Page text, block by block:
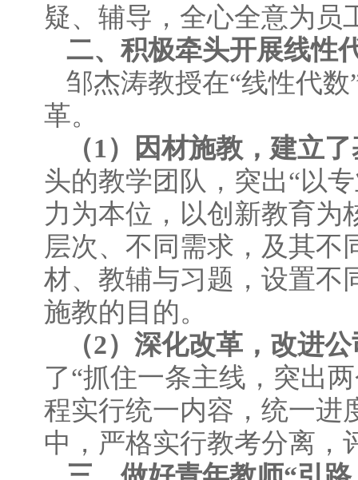
疑、辅导，全心全意为员
二、积极牵头开展线性
邹杰涛教授在“线性代
革。
（1）因材施教，建立
头的教学团队，突出“以
力为本位，以创新教育为
层次、不同需求，及其不
材、教辅与习题，设置不
施教的目的。
（2）深化改革，改进
了“抓住一条主线，突出
程实行统一内容，统一进
中，严格实行教考分离，